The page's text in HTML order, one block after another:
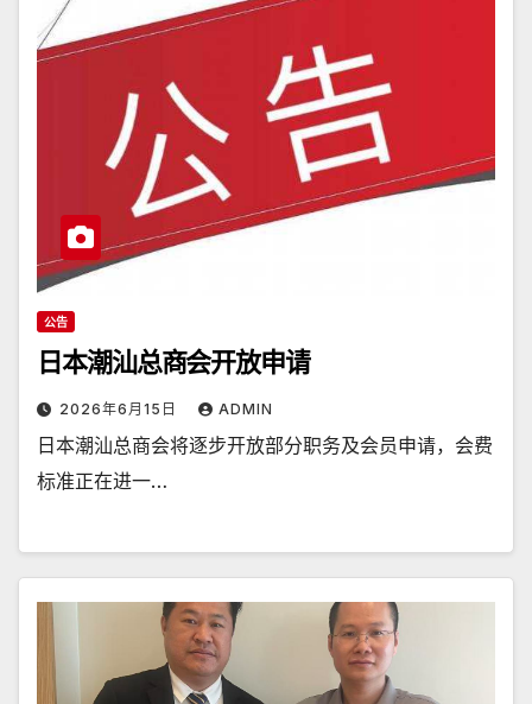
公告
日本潮汕总商会开放申请
2026年6月15日 ADMIN
日本潮汕总商会将逐步开放部分职务及会员申请，会费
标准正在进一…